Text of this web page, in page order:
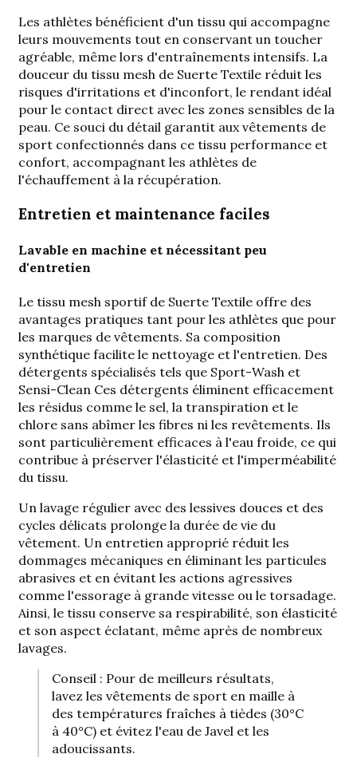
Les athlètes bénéficient d'un tissu qui accompagne
leurs mouvements tout en conservant un toucher
agréable, même lors d'entraînements intensifs. La
douceur du tissu mesh de Suerte Textile réduit les
risques d'irritations et d'inconfort, le rendant idéal
pour le contact direct avec les zones sensibles de la
peau. Ce souci du détail garantit aux vêtements de
sport confectionnés dans ce tissu performance et
confort, accompagnant les athlètes de
l'échauffement à la récupération.
Entretien et maintenance faciles
Lavable en machine et nécessitant peu
d'entretien
Le tissu mesh sportif de Suerte Textile offre des
avantages pratiques tant pour les athlètes que pour
les marques de vêtements. Sa composition
synthétique facilite le nettoyage et l'entretien. Des
détergents spécialisés tels que Sport-Wash et
Sensi-CleanCes détergents éliminent efficacement
les résidus comme le sel, la transpiration et le
chlore sans abîmer les fibres ni les revêtements. Ils
sont particulièrement efficaces à l'eau froide, ce qui
contribue à préserver l'élasticité et l'imperméabilité
du tissu.
Un lavage régulier avec des lessives douces et des
cycles délicats prolonge la durée de vie du
vêtement. Un entretien approprié réduit les
dommages mécaniques en éliminant les particules
abrasives et en évitant les actions agressives
comme l'essorage à grande vitesse ou le torsadage.
Ainsi, le tissu conserve sa respirabilité, son élasticité
et son aspect éclatant, même après de nombreux
lavages.
Conseil : Pour de meilleurs résultats,
lavez les vêtements de sport en maille à
des températures fraîches à tièdes (30°C
à 40°C) et évitez l'eau de Javel et les
adoucissants.